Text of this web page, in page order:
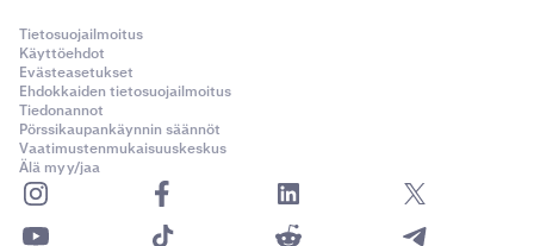
Tietosuojailmoitus
Käyttöehdot
Evästeasetukset
Ehdokkaiden tietosuojailmoitus
Tiedonannot
Pörssikaupankäynnin säännöt
Vaatimustenmukaisuuskeskus
Älä myy/jaa